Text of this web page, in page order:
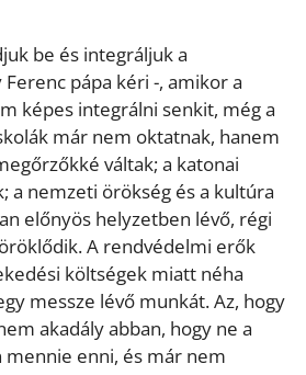
be és integráljuk a
pápa kéri -, amikor a
képes integrálni senkit, még a
már nem oktatnak, hanem
váltak; a katonai
a nemzeti örökség és a kultúra
előnyös helyzetben lévő, régi
A rendvédelmi erők
költségek miatt néha
messze lévő munkát. Az, hogy
akadály abban, hogy ne a
enni, és már nem